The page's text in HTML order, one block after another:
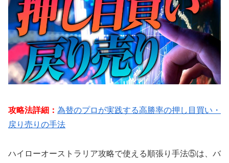
攻略法詳細： 為替のプロが実践する高勝率の押し目買い・
戻り売りの手法
ハイローオーストラリア攻略で使える順張り手法⑤は、バ